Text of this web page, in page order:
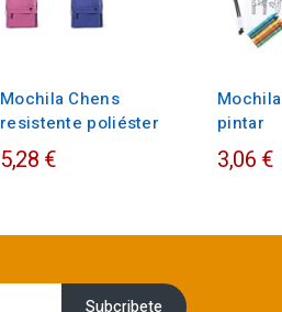
Mochila Chens
resistente poliéster
5,28 €
pintar
3,06 €